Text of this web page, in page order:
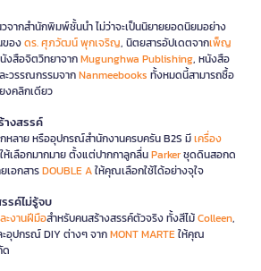
จากสำนักพิมพ์ชั้นนำ ไม่ว่าจะเป็นนิยายยอดนิยมอย่าง
ของดร. ศุภวัฒน์ พุกเจริญ, นิตยสารอัปเดตจากเพ็ญ
งสือจิตวิทยาจากMugunghwa Publishing, หนังสือ
ะวรรณกรรมจากNanmeebooks ทั้งหมดนี้สามารถซื้อ
งคลิกเดียว
างสรรค์
หลาย หรืออุปกรณ์สำนักงานครบครัน B2S มีเครื่อง
ให้เลือกมากมาย ตั้งแต่ปากกาลูกลื่นParkerชุดดินสอกด
เอกสารDOUBLE Aให้คุณเลือกใช้ได้อย่างจุใจ
รค์ไม่รู้จบ
ะงานฝีมือสำหรับคนสร้างสรรค์ตัวจริง ทั้งสีไม้Colleen,
อุปกรณ์ DIY ต่างๆ จากMONT MARTEให้คุณ
ด